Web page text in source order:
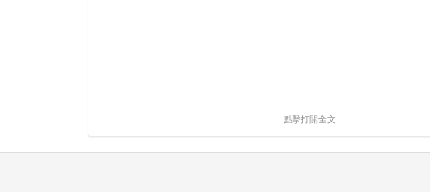
點擊打開全文